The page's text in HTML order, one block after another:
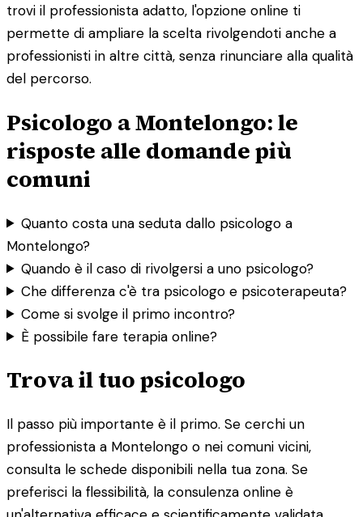
trovi il professionista adatto, l'opzione online ti
permette di ampliare la scelta rivolgendoti anche a
professionisti in altre città, senza rinunciare alla qualità
del percorso.
Psicologo a Montelongo: le
risposte alle domande più
comuni
Quanto costa una seduta dallo psicologo a
Montelongo?
Quando è il caso di rivolgersi a uno psicologo?
Che differenza c'è tra psicologo e psicoterapeuta?
Come si svolge il primo incontro?
È possibile fare terapia online?
Trova il tuo psicologo
Il passo più importante è il primo. Se cerchi un
professionista a Montelongo o nei comuni vicini,
consulta le schede disponibili nella tua zona. Se
preferisci la flessibilità, la consulenza online è